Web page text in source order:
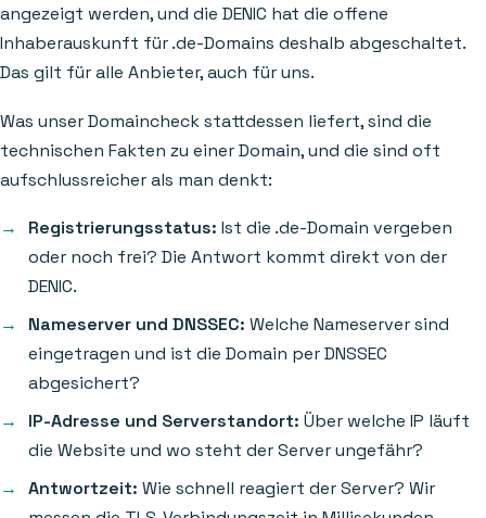
angezeigt werden, und die DENIC hat die offene
Inhaberauskunft für .de-Domains deshalb abgeschaltet.
Das gilt für alle Anbieter, auch für uns.
Was unser Domaincheck stattdessen liefert, sind die
technischen Fakten zu einer Domain, und die sind oft
aufschlussreicher als man denkt:
Registrierungsstatus: Ist die .de-Domain vergeben
oder noch frei? Die Antwort kommt direkt von der
DENIC.
Nameserver und DNSSEC: Welche Nameserver sind
eingetragen und ist die Domain per DNSSEC
abgesichert?
IP-Adresse und Serverstandort: Über welche IP läuft
die Website und wo steht der Server ungefähr?
Antwortzeit: Wie schnell reagiert der Server? Wir